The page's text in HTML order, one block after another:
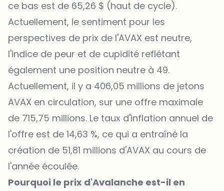
ce bas est de 65,26 $ (haut de cycle).
Actuellement, le sentiment pour les
perspectives de prix de l'AVAX est neutre,
l'indice de peur et de cupidité reflétant
également une position neutre à 49.
Actuellement, il y a 406,05 millions de jetons
AVAX en circulation, sur une offre maximale
de 715,75 millions. Le taux d'inflation annuel de
l'offre est de 14,63 %, ce qui a entraîné la
création de 51,81 millions d'AVAX au cours de
l'année écoulée.
Pourquoi le prix d'Avalanche est-il en